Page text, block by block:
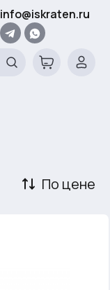
info@iskraten.ru
По цене